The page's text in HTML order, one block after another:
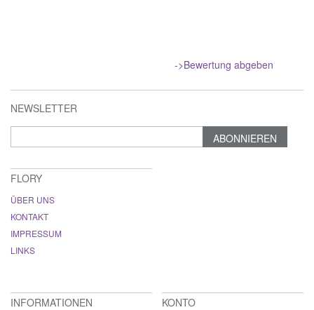
->Bewertung abgeben
NEWSLETTER
ABONNIEREN
FLORY
ÜBER UNS
KONTAKT
IMPRESSUM
LINKS
INFORMATIONEN KONTO